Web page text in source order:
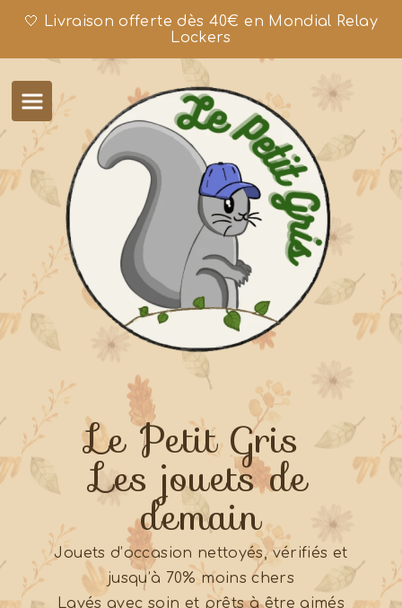
🤍 Livraison offerte dès 40€ en Mondial Relay
Lockers
Le Petit Gris
Les jouets de
demain
Jouets d’occasion nettoyés, vérifiés et
jusqu’à 70% moins chers
Lavés avec soin et prêts à être aimés